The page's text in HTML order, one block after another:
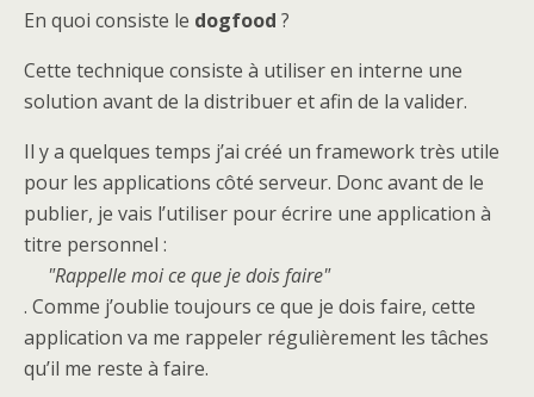
En quoi consiste le dogfood ?
Cette technique consiste à utiliser en interne une
solution avant de la distribuer et afin de la valider.
Il y a quelques temps j’ai créé un framework très utile
pour les applications côté serveur. Donc avant de le
publier, je vais l’utiliser pour écrire une application à
titre personnel :
Rappelle moi ce que je dois faire
. Comme j’oublie toujours ce que je dois faire, cette
application va me rappeler régulièrement les tâches
qu’il me reste à faire.